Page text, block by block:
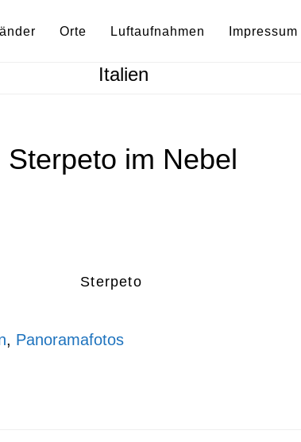
Orte Luftaufnahmen Impressum
Italien
Sterpeto im Nebel
Sterpeto
, Panoramafotos